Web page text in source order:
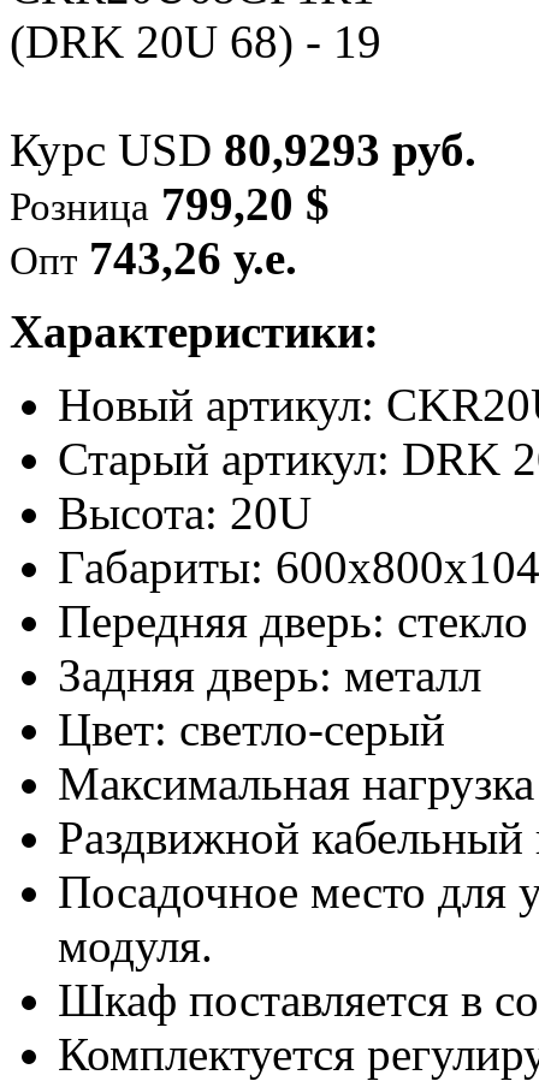
Курс USD 80,9293 руб.
Розница 799,20 $
Опт 743,26 у.е.
Характеристики:
Новый артикул:
Старый артикул: DRK
Высота: 20U
Габариты:
Передняя дверь:
Задняя дверь: металл
Цвет: светло-серый
Максимальная
Раздвижной кабельный
Посадочное место для
модуля.
Шкаф поставляется в
Комплектуется